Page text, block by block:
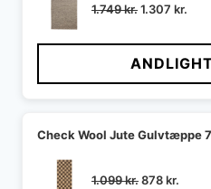
1.749kr.Den
pris
var:
1.749 kr..
1.307 kr.
pris
er:
Check Wool Jute Gulvtæppe
1.099kr.Den
878kr.